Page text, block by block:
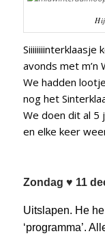
Siiiiiiiinterklaasje
avonds met m’n
We hadden
nog het
We doen dit al 5
en elke keer
Zondag ♥ 11
Uitslapen. He
‘programma’.